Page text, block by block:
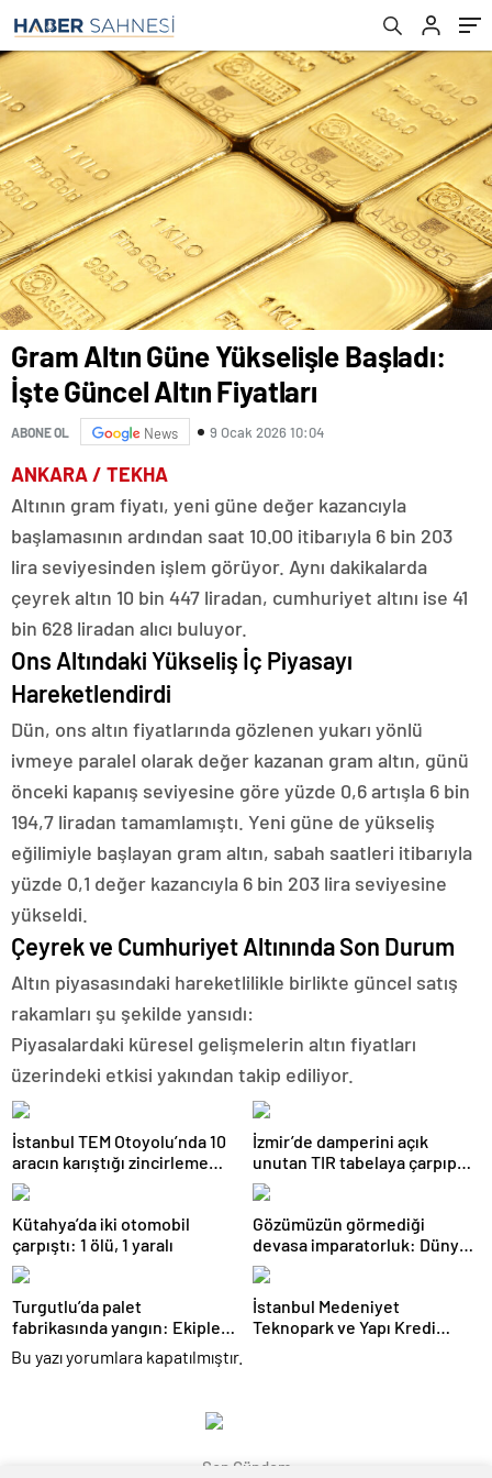
Gram Altın Güne Yükselişle Başladı:
İşte Güncel Altın Fiyatları
ABONE OL News 9 Ocak 2026 10:04
ANKARA / TEKHA
Altının gram fiyatı, yeni güne değer kazancıyla
başlamasının ardından saat 10.00 itibarıyla 6 bin 203
lira seviyesinden işlem görüyor. Aynı dakikalarda
çeyrek altın 10 bin 447 liradan, cumhuriyet altını ise 41
bin 628 liradan alıcı buluyor.
Ons Altındaki Yükseliş İç Piyasayı
Hareketlendirdi
Dün, ons altın fiyatlarında gözlenen yukarı yönlü
ivmeye paralel olarak değer kazanan gram altın, günü
önceki kapanış seviyesine göre yüzde 0,6 artışla 6 bin
194,7 liradan tamamlamıştı. Yeni güne de yükseliş
eğilimiyle başlayan gram altın, sabah saatleri itibarıyla
yüzde 0,1 değer kazancıyla 6 bin 203 lira seviyesine
yükseldi.
Çeyrek ve Cumhuriyet Altınında Son Durum
Altın piyasasındaki hareketlilikle birlikte güncel satış
rakamları şu şekilde yansıdı:
Piyasalardaki küresel gelişmelerin altın fiyatları
üzerindeki etkisi yakından takip ediliyor.
İstanbul TEM Otoyolu’nda 10
aracın karıştığı zincirleme
kaza: Yaralılar var
İzmir’de damperini açık
unutan TIR tabelaya çarpıp
devrildi: 1 yaralı
Kütahya’da iki otomobil
çarpıştı: 1 ölü, 1 yaralı
Gözümüzün görmediği
devasa imparatorluk: Dünya
gerçekten mantarların mı?
Turgutlu’da palet
fabrikasında yangın: Ekipler
müdahale etti
İstanbul Medeniyet
Teknopark ve Yapı Kredi
Bu yazı yorumlara kapatılmıştır.
Son Gündem